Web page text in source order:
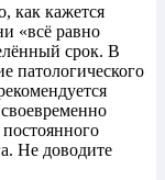
как кажется
«всё равно
срок. В
патологического
постоянного
Не доводите